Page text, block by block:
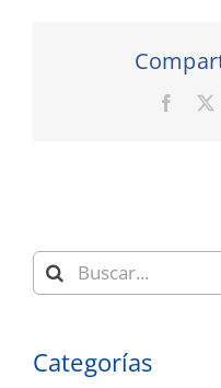
Buscar:
Categorías